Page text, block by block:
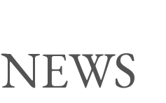
NEWS